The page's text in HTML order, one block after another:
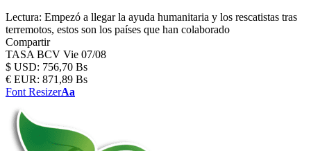
Lectura: Empezó a llegar la ayuda humanitaria y los rescatistas tras
terremotos, estos son los países que han colaborado
Compartir
TASA BCV Vie 07/08
$ USD: 756,70 Bs
€ EUR: 871,89 Bs
Font ResizerAa